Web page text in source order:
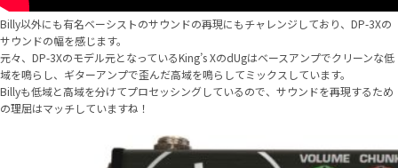
Billy以外にも有名ベーシストのサウンドの再現にもチャレンジしており、DP-3Xの
サウンドの幅を感じます。
元々、DP-3Xのモデル元となっているKing’s XのdUgはベースアンプでクリーンな低
域を鳴らし、ギターアンプで歪んだ高域を鳴らしてミックスしています。
Billyも低域と高域を分けてプロセッシングしているので、サウンドを再現するため
の理屈はマッチしていますね！